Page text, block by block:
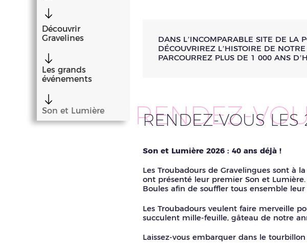
Découvrir
Gravelines
Les grands
événements
Son et Lumière
DANS L’INCOMPARABLE SITE DE LA
DÉCOUVRIREZ L’HISTOIRE DE
PARCOURREZ PLUS DE 1 000 ANS
RENDEZ-
RENDEZ-VOUS
Son et Lumière 2026 : 40 ans déjà !
Les Troubadours de Gravelingues sont à
ont présenté leur premier Son et
Boules afin de souffler tous ensemble
Les Troubadours veulent faire merveille
succulent mille-feuille, gâteau de notre
Laissez-vous embarquer dans le